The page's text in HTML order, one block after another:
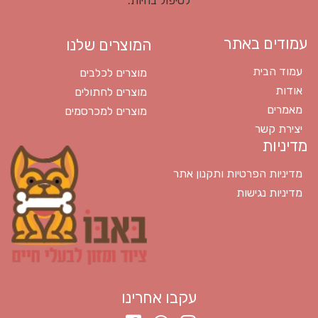
עמודים באתר
עמוד הבית
אודות
מאמרים
יצירת קשר
המוצרים שלנו
מוצרים לכלבים
מוצרים לחתולים
מוצרים למכרסמים
מדיניות
מדיניות הפרטיות ותקנון אתר
מדיניות נגישות
עקבו אחרינו